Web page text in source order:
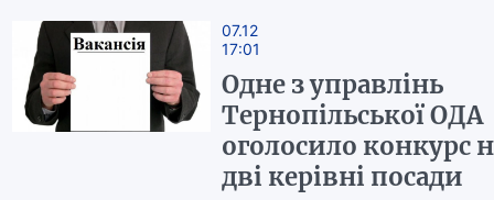
07.12
17:01
Одне з управлінь
Тернопільської ОДА
оголосило конкурс
дві керівні посади